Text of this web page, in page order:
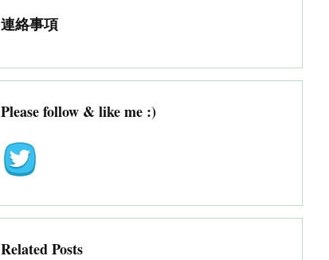
連絡事項
Please follow & like me :)
Related Posts